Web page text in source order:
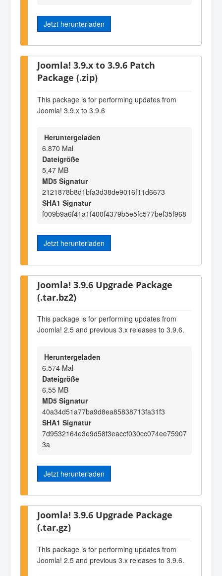
Jetzt herunterladen
Joomla! 3.9.x to 3.9.6 Patch
Package (.zip)
This package is for performing updates from
Joomla! 3.9.x to 3.9.6
Heruntergeladen
6.870 Mal
Dateigröße
5,47 MB
MD5 Signatur
2121878b8d1bfa3d38de9016f11d6673
SHA1 Signatur
f009b9a6f41a1f400f4379b5e5fc577bef35f968
Jetzt herunterladen
Joomla! 3.9.6 Upgrade Package
(.tar.bz2)
This package is for performing updates from
Joomla! 2.5 and previous 3.x releases to 3.9.6.
Heruntergeladen
6.574 Mal
Dateigröße
6,55 MB
MD5 Signatur
40a34d51a77ba9d8ea85838713fa31f3
SHA1 Signatur
7d9532164e3e9d58f3eaccf030cc074ee75907
3a
Jetzt herunterladen
Joomla! 3.9.6 Upgrade Package
(.tar.gz)
This package is for performing updates from
Joomla! 2.5 and previous 3.x releases to 3.9.6.